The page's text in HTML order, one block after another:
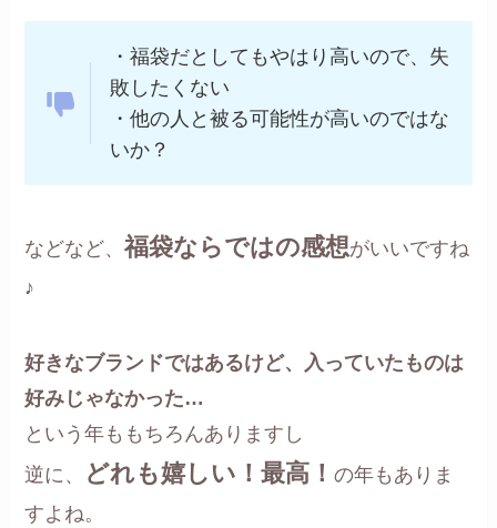
・福袋だとしてもやはり高いので、失
敗したくない
・他の人と被る可能性が高いのではな
いか？
などなど、福袋ならではの感想がいいですね
♪
好きなブランドではあるけど、入っていたものは
好みじゃなかった…
という年ももちろんありますし
逆に、
どれも嬉しい！最高！の年もありま
すよね。